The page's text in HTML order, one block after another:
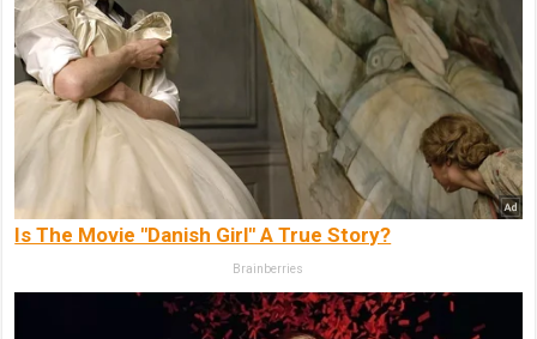
Is The Movie "Danish Girl" A True Story?
Brainberries